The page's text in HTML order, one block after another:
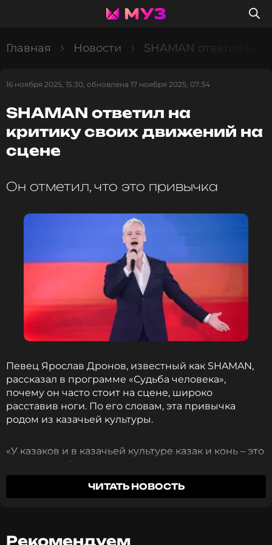
Главная Новости SHAMAN ответил на
16 ноября 2025, 15:30, обновлена 17 ноября 2025, 07:34
SHAMAN ответил на
критику своих движений на
сцене
Он отметил, что это привычка
Певец Ярослав Дронов, известный как SHAMAN,
рассказал в программе «Судьба человека»,
почему он часто стоит на сцене, широко
расставив ноги. По его словам, эта привычка
родом из казачьей культуры.
«У казаков и в казачьей культуре казак и конь – это
одно целое было», – пояснил артист.
Он добавил, что эта привычка осталась с детства
ЧИТАТЬ НОВОСТЬ
Рекомендуем